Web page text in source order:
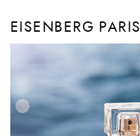
EISENBERG PARIS